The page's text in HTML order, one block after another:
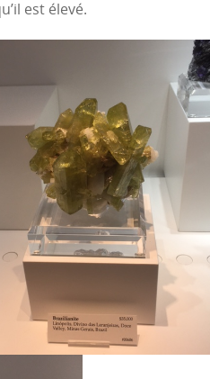
est élevé.